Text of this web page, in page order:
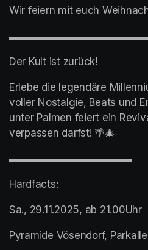
Wir feiern mit euch
Der Kult ist zurück!
Erlebe die legendäre
voller Nostalgie, Beats und
unter Palmen feiert ein
verpassen darfst! 🌴🎄
▬▬▬▬▬▬▬▬▬▬▬▬
Hardfacts:
Sa., 29.11.2025, ab 21.00Uhr
Pyramide Vösendorf,